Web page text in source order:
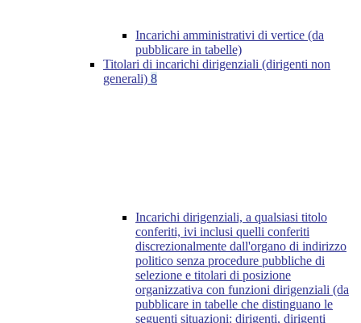
Incarichi amministrativi di vertice (da
pubblicare in tabelle)
Titolari di incarichi dirigenziali (dirigenti non
generali) 8
Incarichi dirigenziali, a qualsiasi titolo
conferiti, ivi inclusi quelli conferiti
discrezionalmente dall'organo di indirizzo
politico senza procedure pubbliche di
selezione e titolari di posizione
organizzativa con funzioni dirigenziali (da
pubblicare in tabelle che distinguano le
seguenti situazioni: dirigenti, dirigenti